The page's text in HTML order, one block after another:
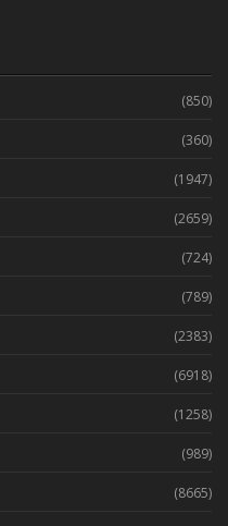
(850)
(360)
(1947)
(2659)
(724)
(789)
(2383)
(6918)
(1258)
(989)
(8665)